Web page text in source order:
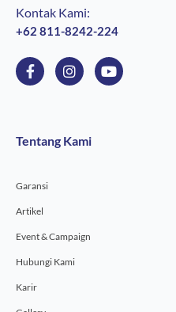
Kontak Kami:
+62 811-8242-224
F
a
c
o
f
I
n
s
g
r
Y
o
u
Tentang Kami
Garansi
Artikel
Event & Campaign
Hubungi Kami
Karir